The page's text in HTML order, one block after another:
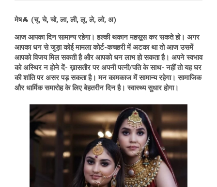
मेष🐐 (चू, चे, चो, ला, ली, लू, ले, लो, अ)
आज आपका दिन सामान्य रहेगा। हल्की थकान महसूस कर सकते हो। अगर
आपका धन से जुड़ा कोई मामला कोर्ट-कचहरी में अटका था तो आज उसमें
आपको विजय मिल सकती है और आपको धन लाभ हो सकता है। अपने स्वभाव
को अस्थिर न होने दें- ख़ासतौर पर अपनी पत्नी/पति के साथ- नहीं तो यह घर
की शांति पर असर पड़ सकता है। मन कामकाज में सामान्य रहेगा। सामाजिक
और धार्मिक समारोह के लिए बेहतरीन दिन है। स्वास्थ्य सुधार होगा।